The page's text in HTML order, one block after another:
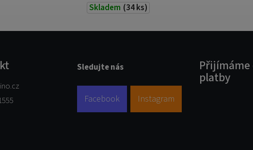
Skladem (34 ks)
Sledujte nás
Facebook Instagram
platby